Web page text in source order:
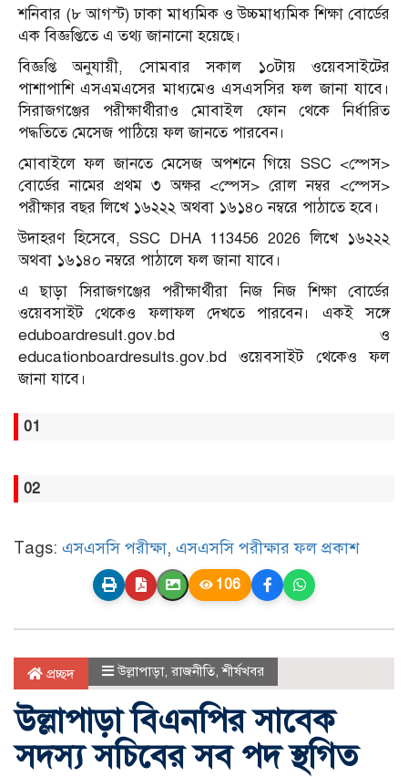
শনিবার (৮ আগস্ট) ঢাকা মাধ্যমিক ও উচ্চমাধ্যমিক শিক্ষা বোর্ডের
এক বিজ্ঞপ্তিতে এ তথ্য জানানো হয়েছে।
বিজ্ঞপ্তি অনুযায়ী, সোমবার সকাল ১০টায় ওয়েবসাইটের
পাশাপাশি এসএমএসের মাধ্যমেও এসএসসির ফল জানা যাবে।
সিরাজগঞ্জের পরীক্ষার্থীরাও মোবাইল ফোন থেকে নির্ধারিত
পদ্ধতিতে মেসেজ পাঠিয়ে ফল জানতে পারবেন।
মোবাইলে ফল জানতে মেসেজ অপশনে গিয়ে SSC <স্পেস>
বোর্ডের নামের প্রথম ৩ অক্ষর <স্পেস> রোল নম্বর <স্পেস>
পরীক্ষার বছর লিখে ১৬২২২ অথবা ১৬১৪০ নম্বরে পাঠাতে হবে।
উদাহরণ হিসেবে, SSC DHA 113456 2026 লিখে ১৬২২২
অথবা ১৬১৪০ নম্বরে পাঠালে ফল জানা যাবে।
এ ছাড়া সিরাজগঞ্জের পরীক্ষার্থীরা নিজ নিজ শিক্ষা বোর্ডের
ওয়েবসাইট থেকেও ফলাফল দেখতে পারবেন। একই সঙ্গে
eduboardresult.gov.bd ও
educationboardresults.gov.bd ওয়েবসাইট থেকেও ফল
জানা যাবে।
01
02
Tags: এসএসসি পরীক্ষা, এসএসসি পরীক্ষার ফল প্রকাশ
106
প্রচ্ছদ উল্লাপাড়া, রাজনীতি ,শীর্ষখবর
উল্লাপাড়া বিএনপির সাবেক
সদস্য সচিবের সব পদ স্থগিত